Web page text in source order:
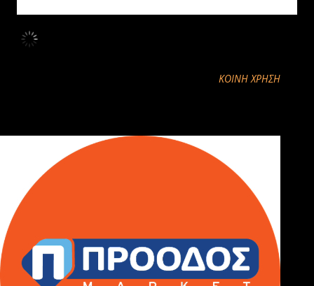
ΚΟΙΝΉ ΧΡΉΣΗ